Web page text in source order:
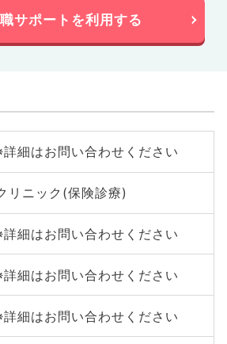
サポートを利用する
詳細はお問い合わせください
リニック(保険診療)
詳細はお問い合わせください
詳細はお問い合わせください
詳細はお問い合わせください